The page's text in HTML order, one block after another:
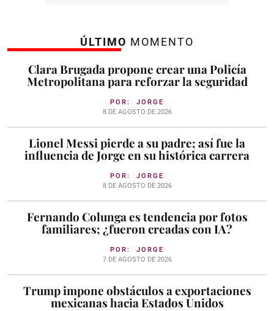
ÚLTIMO MOMENTO
Clara Brugada propone crear una Policía
Metropolitana para reforzar la seguridad
POR: JORGE
8 DE AGOSTO DE 2026
Lionel Messi pierde a su padre; así fue la
influencia de Jorge en su histórica carrera
POR: JORGE
8 DE AGOSTO DE 2026
Fernando Colunga es tendencia por fotos
familiares; ¿fueron creadas con IA?
POR: JORGE
7 DE AGOSTO DE 2026
Trump impone obstáculos a exportaciones
mexicanas hacia Estados Unidos